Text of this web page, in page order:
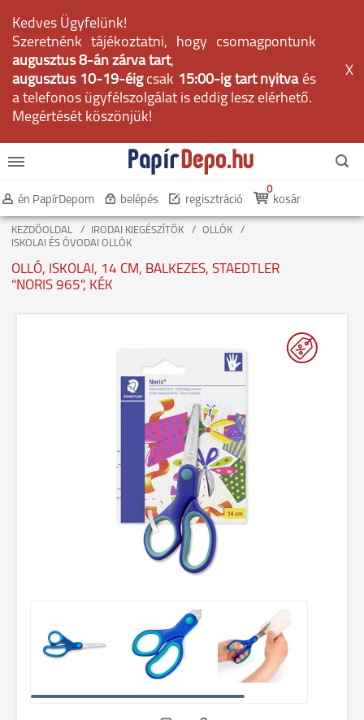
Kedves Ügyfelünk!
Szeretnénk tájékoztatni, hogy csomagpontunk
augusztus 8-án zárva tart,
augusztus 10-19-éig csak 15:00-ig tart nyitvaés
a telefonos ügyfélszolgálat is eddig lesz elérhető.
Megértését köszönjük!
X
én PapírDepom belépés regisztráció kosár
0
KEZDŐOLDAL IRODAI KIEGÉSZÍTŐK
OLLÓK
ISKOLAI ÉS ÓVODAI OLLÓK
OLLÓ, ISKOLAI, 14 CM, BALKEZES, STAEDTLER
"NORIS 965", KÉK